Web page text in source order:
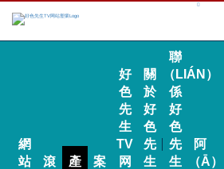
網
站
滾
產
案
好
色
先
生
TV
网
關
於
好
色
先
生
聯
（LIÁN）
係
好
色
先
生
阿
（Ā）